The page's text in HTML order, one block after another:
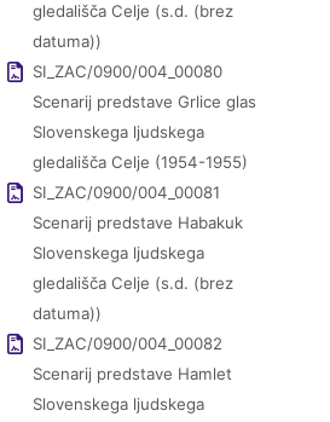
gledališča Celje (s.d. (brez
datuma))
SI_ZAC/0900/004_00080
Scenarij predstave Grlice glas
Slovenskega ljudskega
gledališča Celje (1954-1955)
SI_ZAC/0900/004_00081
Scenarij predstave Habakuk
Slovenskega ljudskega
gledališča Celje (s.d. (brez
datuma))
SI_ZAC/0900/004_00082
Scenarij predstave Hamlet
Slovenskega ljudskega